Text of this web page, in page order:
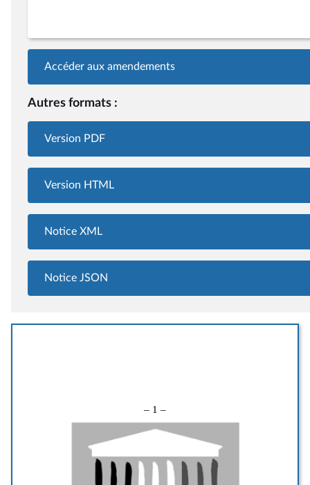
Accéder aux amendements
Autres formats :
Version PDF
Version HTML
Notice XML
Notice JSON